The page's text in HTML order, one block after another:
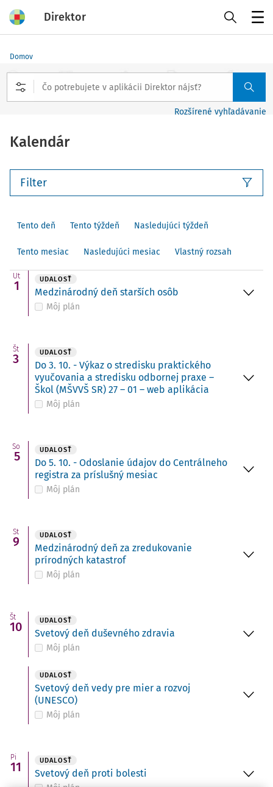
Direktor
Domov
Rozšírené vyhľadávanie
Kalendár
Filter
Tento deň Tento týždeň Nasledujúci týždeň
Tento mesiac Nasledujúci mesiac Vlastný rozsah
Ut
1 UDALOSŤ
Medzinárodný deň starších osôb
Môj plán
Št
3 UDALOSŤ
Do 3. 10. - Výkaz o stredisku praktického
vyučovania a stredisku odbornej praxe –
Škol (MŠVVŠ SR) 27 – 01 – web aplikácia
Môj plán
So
5 UDALOSŤ
Do 5. 10. - Odoslanie údajov do Centrálneho
registra za príslušný mesiac
Môj plán
St
9 UDALOSŤ
Medzinárodný deň za zredukovanie
prírodných katastrof
Môj plán
Št
10 UDALOSŤ
Svetový deň duševného zdravia
Môj plán
UDALOSŤ
Svetový deň vedy pre mier a rozvoj
(UNESCO)
Môj plán
Pi
11 UDALOSŤ
Svetový deň proti bolesti